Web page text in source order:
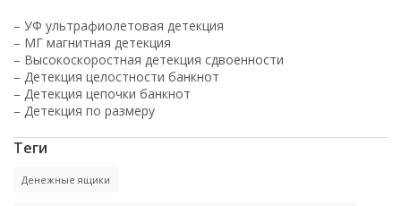
– УФ ультрафиолетовая детекция
– МГ магнитная детекция
– Высокоскоростная детекция сдвоенности
– Детекция целостности банкнот
– Детекция цепочки банкнот
– Детекция по размеру
Теги
Денежные ящики